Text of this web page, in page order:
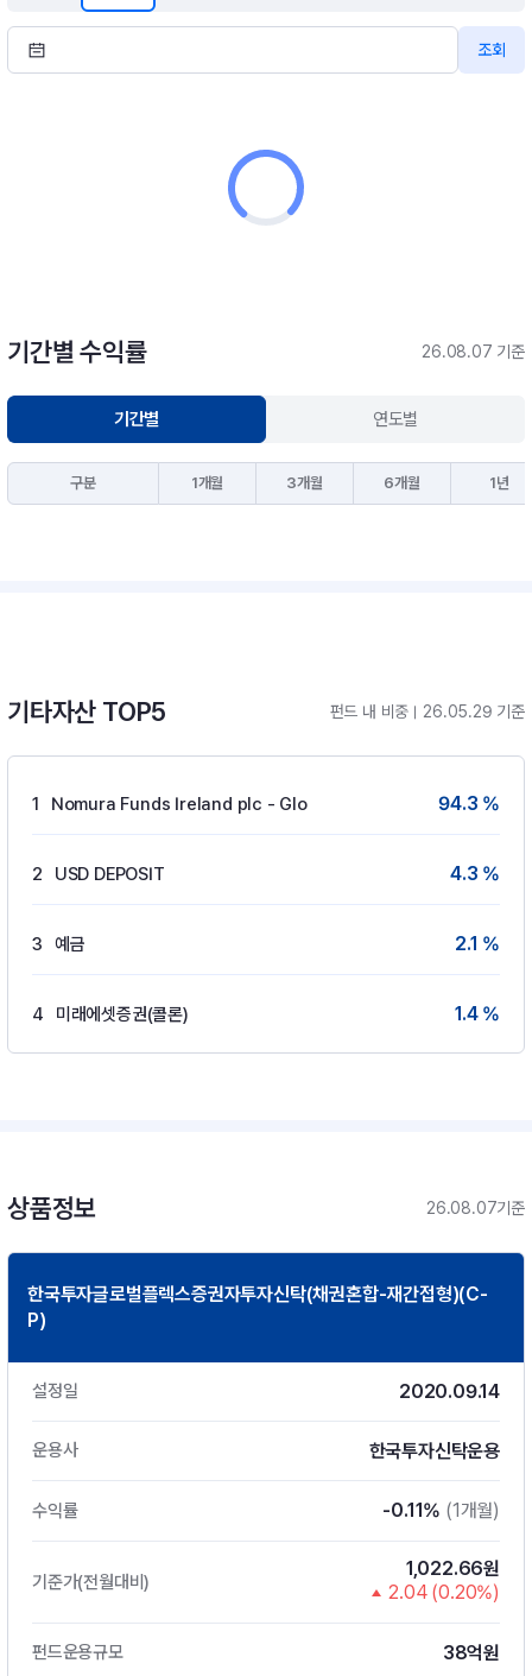
조회
기간별 수익률 26.08.07 기준
기간별 연도별
구분 1개월 3개월 6개월 1년
기타자산 TOP5 펀드 내 비중 26.05.29 기준
1 Nomura Funds Ireland plc - Glo 94.3 %
2 USD DEPOSIT 4.3 %
3 예금 2.1 %
4 미래에셋증권(콜론) 1.4 %
상품정보 26.08.07기준
한국투자글로벌플렉스증권자투자신탁(채권혼합-재간접형)(C-
P)
설정일 2020.09.14
운용사 한국투자신탁운용
수익률 -0.11% (1개월)
기준가(전월대비)
1,022.66원
2.04 (0.20%)
펀드운용규모 38억원